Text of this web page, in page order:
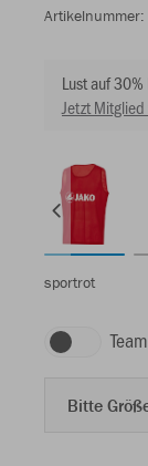
Artikelnummer:
Lust auf
Jetzt
sportrot
Bitte